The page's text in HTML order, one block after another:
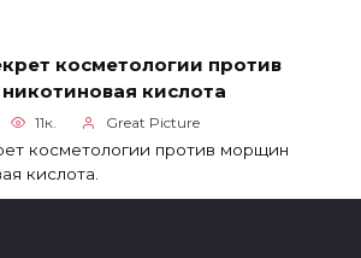
косметологии против
кислота
11к. Great Picture
косметологии против морщин
кислота.